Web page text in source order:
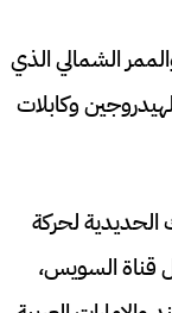
الشمالي الذي
وكابلات
لحركة
قناة السويس،